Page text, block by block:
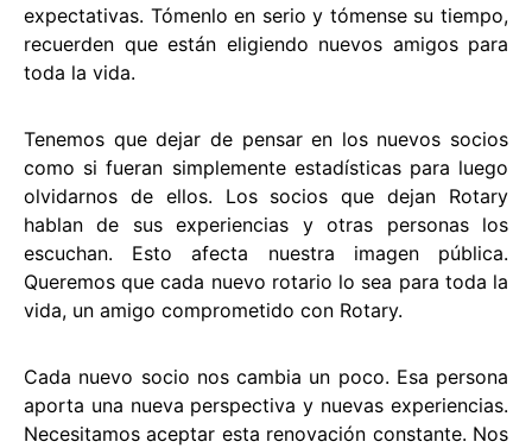
expectativas. Tómenlo en serio y tómense su tiempo,
recuerden que están eligiendo nuevos amigos para
toda la vida.
Tenemos que dejar de pensar en los nuevos socios
como si fueran simplemente estadísticas para luego
olvidarnos de ellos. Los socios que dejan Rotary
hablan de sus experiencias y otras personas los
escuchan. Esto afecta nuestra imagen pública.
Queremos que cada nuevo rotario lo sea para toda la
vida, un amigo comprometido con Rotary.
Cada nuevo socio nos cambia un poco. Esa persona
aporta una nueva perspectiva y nuevas experiencias.
Necesitamos aceptar esta renovación constante. Nos